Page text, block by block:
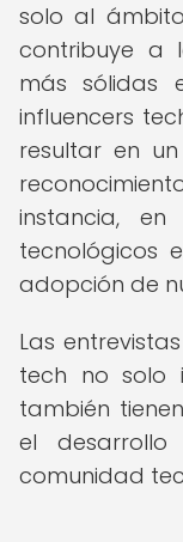
solo al
contribuye a
más sólidas
influencers
resultar en
instancia,
tecnológicos
adopción de
Las
tech no solo
también
el
comunidad